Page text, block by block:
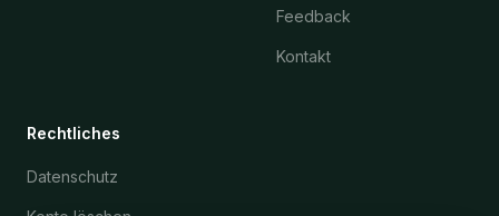
Feedback
Kontakt
Rechtliches
Datenschutz